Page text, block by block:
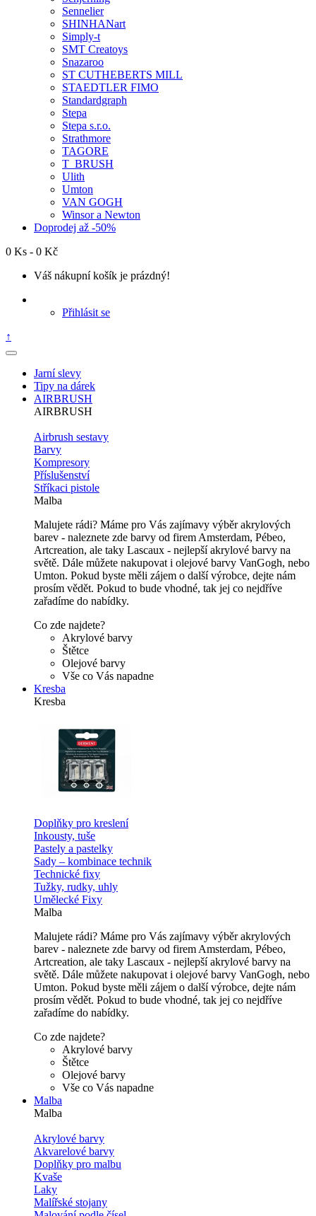
Sennelier
SHINHANart
Simply-t
SMT Creatoys
Snazaroo
ST CUTHEBERTS MILL
STAEDTLER FIMO
Standardgraph
Stepa
Stepa s.r.o.
Strathmore
TAGORE
T_BRUSH
Ulith
Umton
VAN GOGH
Winsor a Newton
Doprodej až -50%
0 Ks - 0 Kč
Váš nákupní košík je prázdný!
Přihlásit se
↑
Jarní slevy
Tipy na dárek
AIRBRUSH
AIRBRUSH
Airbrush sestavy
Barvy
Kompresory
Příslušenství
Stříkaci pistole
Malba
Malujete rádi? Máme pro Vás zajímavy výběr akrylových
barev - naleznete zde barvy od firem Amsterdam, Pébeo,
Artcreation, ale taky Lascaux - nejlepší akrylové barvy na
světě. Dále můžete nakupovat i olejové barvy VanGogh, nebo
Umton. Pokud byste měli zájem o další výrobce, dejte nám
prosím vědět. Pokud to bude vhodné, tak jej co nejdříve
zařadíme do nabídky.
Co zde najdete?
Akrylové barvy
Štětce
Olejové barvy
Vše co Vás napadne
Kresba
Kresba
Doplňky pro kreslení
Inkousty, tuše
Pastely a pastelky
Sady – kombinace technik
Technické fixy
Tužky, rudky, uhly
Umělecké Fixy
Malba
Malujete rádi? Máme pro Vás zajímavy výběr akrylových
barev - naleznete zde barvy od firem Amsterdam, Pébeo,
Artcreation, ale taky Lascaux - nejlepší akrylové barvy na
světě. Dále můžete nakupovat i olejové barvy VanGogh, nebo
Umton. Pokud byste měli zájem o další výrobce, dejte nám
prosím vědět. Pokud to bude vhodné, tak jej co nejdříve
zařadíme do nabídky.
Co zde najdete?
Akrylové barvy
Štětce
Olejové barvy
Vše co Vás napadne
Malba
Malba
Akrylové barvy
Akvarelové barvy
Doplňky pro malbu
Kvaše
Laky
Malířské stojany